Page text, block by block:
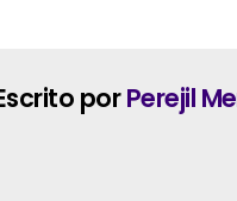
porPerejil